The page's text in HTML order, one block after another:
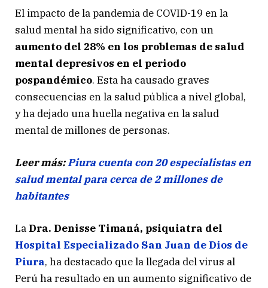
El impacto de la pandemia de COVID-19 en la
salud mental ha sido significativo, con un
aumento del 28% en los problemas de salud
mental depresivos en el periodo
pospandémico. Esta ha causado graves
consecuencias en la salud pública a nivel global,
y ha dejado una huella negativa en la salud
mental de millones de personas.
Leer más:Piura cuenta con 20 especialistas en
salud mental para cerca de 2 millones de
habitantes
La Dra. Denisse Timaná, psiquiatra del
Hospital Especializado San Juan de Dios de
Piura, ha destacado que la llegada del virus al
Perú ha resultado en un aumento significativo de